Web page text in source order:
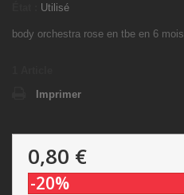
Utilisé
body orchestra rose en tbe en 6 mois
Imprimer
0,80 €
-20%